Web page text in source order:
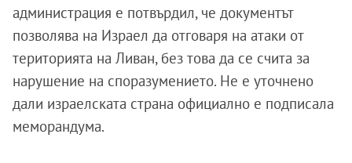
администрация е потвърдил, че документът
позволява на Израел да отговаря на атаки от
територията на Ливан, без това да се счита за
нарушение на споразумението. Не е уточнено
дали израелската страна официално е подписала
меморандума.